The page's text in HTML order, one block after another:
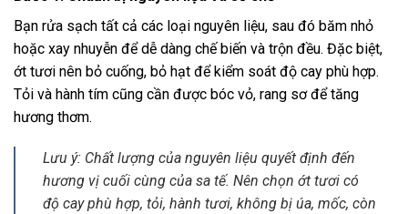
Bạn rửa sạch tất cả các loại nguyên liệu, sau đó băm nhỏ
hoặc xay nhuyễn để dễ dàng chế biến và trộn đều. Đặc biệt,
ớt tươi nên bỏ cuống, bỏ hạt để kiểm soát độ cay phù hợp.
Tỏi và hành tím cũng cần được bóc vỏ, rang sơ để tăng
hương thơm.
Lưu ý: Chất lượng của nguyên liệu quyết định đến
hương vị cuối cùng của sa tế. Nên chọn ớt tươi có
độ cay phù hợp, tỏi, hành tươi, không bị úa, mốc, còn